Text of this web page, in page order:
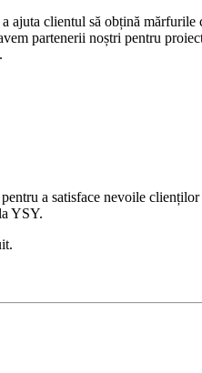
ajuta clientul să obțină
partenerii noștri pentru
a satisface nevoile
YSY.